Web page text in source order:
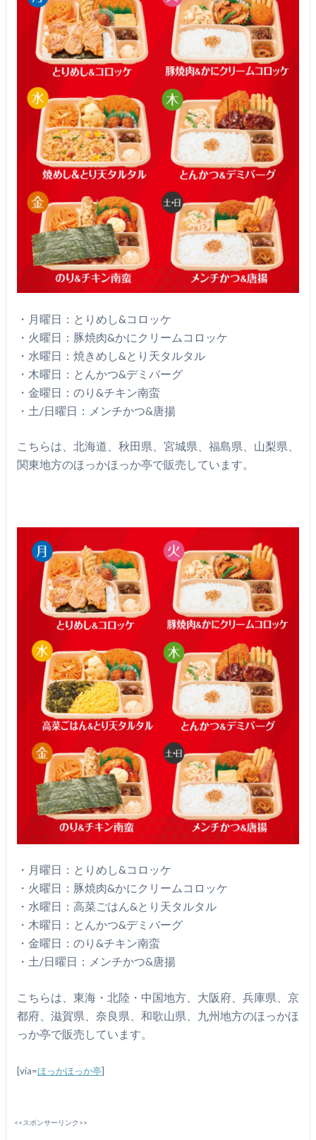
・月曜日：とりめし&コロッケ
・火曜日：豚焼肉&かにクリームコロッケ
・水曜日：焼きめし&とり天タルタル
・木曜日：とんかつ&デミバーグ
・金曜日：のり&チキン南蛮
・土/日曜日：メンチかつ&唐揚
こちらは、北海道、秋田県、宮城県、福島県、山梨県、
関東地方のほっかほっか亭で販売しています。
・月曜日：とりめし&コロッケ
・火曜日：豚焼肉&かにクリームコロッケ
・水曜日：高菜ごはん&とり天タルタル
・木曜日：とんかつ&デミバーグ
・金曜日：のり&チキン南蛮
・土/日曜日：メンチかつ&唐揚
こちらは、東海・北陸・中国地方、大阪府、兵庫県、京
都府、滋賀県、奈良県、和歌山県、九州地方のほっかほ
っか亭で販売しています。
[via=ほっかほっか亭]
<<スポンサーリンク>>